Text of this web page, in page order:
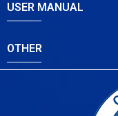
USER MANUAL
OTHER